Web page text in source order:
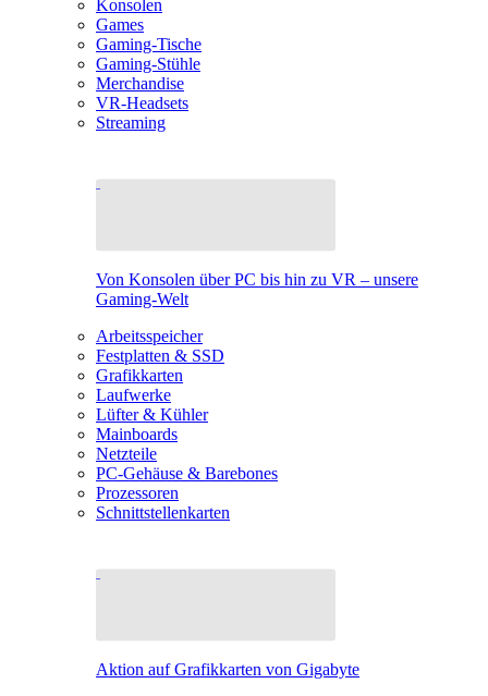
Konsolen
Games
Gaming-Tische
Gaming-Stühle
Merchandise
VR-Headsets
Streaming
Von Konsolen über PC bis hin zu VR – unsere
Gaming-Welt
Arbeitsspeicher
Festplatten & SSD
Grafikkarten
Laufwerke
Lüfter & Kühler
Mainboards
Netzteile
PC-Gehäuse & Barebones
Prozessoren
Schnittstellenkarten
Aktion auf Grafikkarten von Gigabyte